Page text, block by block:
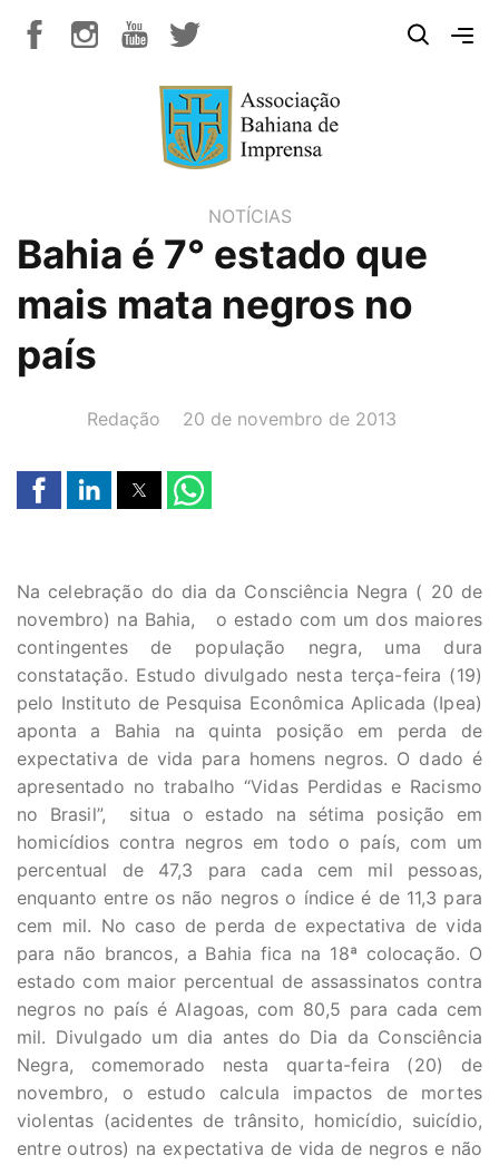
NOTÍCIAS
Bahia é 7° estado que
mais mata negros no
país
AUTOR(A):
Redação DATA:
20 de novembro de 2013
Na celebração do dia da Consciência Negra ( 20 de
novembro) na Bahia, o estado com um dos maiores
contingentes de população negra, uma dura
constatação. Estudo divulgado nesta terça-feira (19)
pelo Instituto de Pesquisa Econômica Aplicada (Ipea)
aponta a Bahia na quinta posição em perda de
expectativa de vida para homens negros. O dado é
apresentado no trabalho “Vidas Perdidas e Racismo
no Brasil”, situa o estado na sétima posição em
homicídios contra negros em todo o país, com um
percentual de 47,3 para cada cem mil pessoas,
enquanto entre os não negros o índice é de 11,3 para
cem mil. No caso de perda de expectativa de vida
para não brancos, a Bahia fica na 18ª colocação. O
estado com maior percentual de assassinatos contra
negros no país é Alagoas, com 80,5 para cada cem
mil. Divulgado um dia antes do Dia da Consciência
Negra, comemorado nesta quarta-feira (20) de
novembro, o estudo calcula impactos de mortes
violentas (acidentes de trânsito, homicídio, suicídio,
entre outros) na expectativa de vida de negros e não